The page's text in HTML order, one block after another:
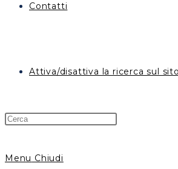
Contatti
Attiva/disattiva la ricerca sul
Menu Chiudi